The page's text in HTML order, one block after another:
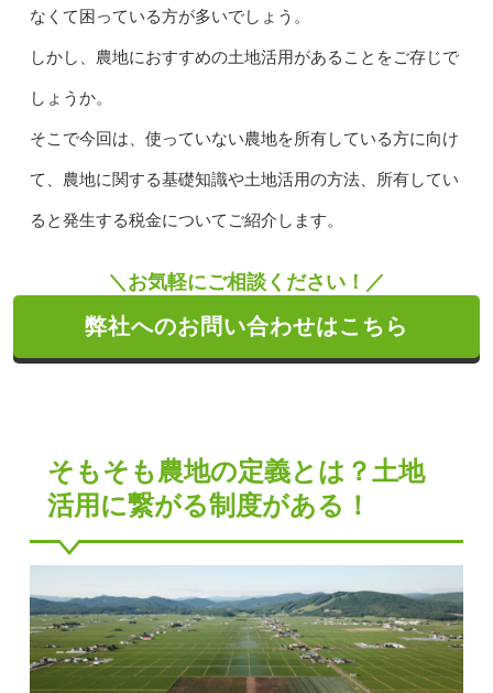
なくて困っている方が多いでしょう。
しかし、農地におすすめの土地活用があることをご存じで
しょうか。
そこで今回は、使っていない農地を所有している方に向け
て、農地に関する基礎知識や土地活用の方法、所有してい
ると発生する税金についてご紹介します。
＼お気軽にご相談ください！／
弊社へのお問い合わせはこちら
そもそも農地の定義とは？土地
活用に繋がる制度がある！